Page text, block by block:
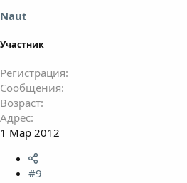
Naut
Участник
Регистрация
Сообщения
Возраст
Адрес
1 Мар 2012
#9